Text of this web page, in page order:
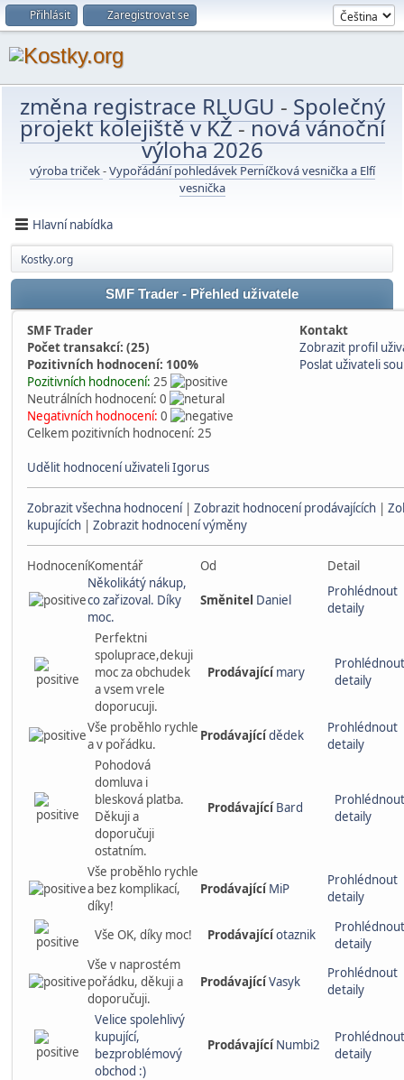
Přihlásit Zaregistrovat se
změna registrace RLUGU - Společný
projekt kolejiště v KŽ-nová vánoční
výloha 2026
výroba triček-Vypořádání pohledávek Perníčková vesnička a Elfí
vesnička
Hlavní nabídka
Kostky.org
SMF Trader - Přehled uživatele
SMF Trader
Kontakt
Počet transakcí: (25)
Zobrazit profil
Pozitivních hodnocení: 100%
Poslat uživateli
Pozitivních hodnocení: 25
Neutrálních hodnocení: 0
Negativních hodnocení: 0
Celkem pozitivních hodnocení: 25
Udělit hodnocení uživateli Igorus
Zobrazit všechna hodnocení| Zobrazit hodnocení prodávajících |
kupujících | Zobrazit hodnocení výměny
HodnoceníKomentář Od
Detail
Několikátý nákup,
co zařizoval. Díky
moc.
Směnitel Daniel
Prohlédnout
detaily
Perfektni
spoluprace,dekuji
moc za obchudek
a vsem vrele
doporucuji.
Prodávající mary
Prohlédnout
detaily
Vše proběhlo rychle
a v pořádku.
Prodávajícídědek
Prohlédnout
detaily
Pohodová
domluva i
blesková platba.
Děkuji a
doporučuji
ostatním.
Prodávající Bard
Prohlédnout
detaily
Vše proběhlo rychle
a bez komplikací,
díky!
Prodávající MiP
Prohlédnout
detaily
Vše OK, díky moc! Prodávajícíotaznik
Prohlédnout
detaily
Vše v naprostém
pořádku, děkuji a
doporučuji.
ProdávajícíVasyk
Prohlédnout
detaily
Velice spolehlivý
kupující,
bezproblémový
obchod :)
Prodávající Numbi2
Prohlédnout
detaily